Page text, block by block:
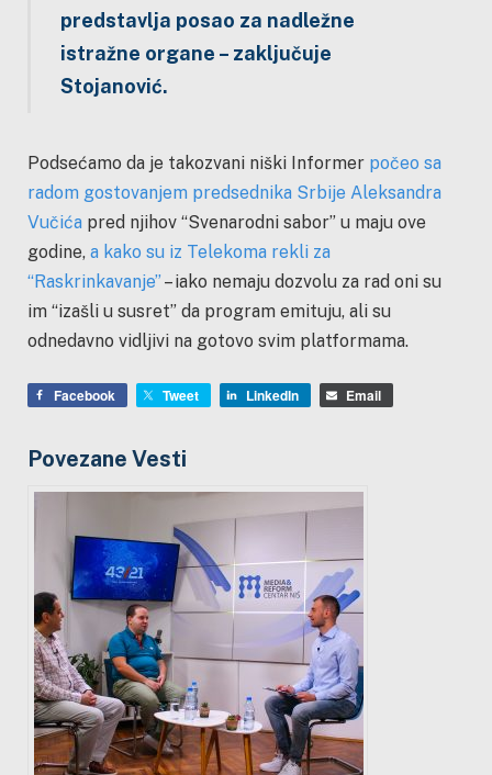
predstavlja posao za nadležne
istražne organe – zaključuje
Stojanović.
Podsećamo da je takozvani niški Informer počeo sa
radom gostovanjem predsednika Srbije Aleksandra
Vučića pred njihov “Svenarodni sabor” u maju ove
godine, a kako su iz Telekoma rekli za
“Raskrinkavanje”– iako nemaju dozvolu za rad oni su
im “izašli u susret” da program emituju, ali su
odnedavno vidljivi na gotovo svim platformama.
Facebook Tweet LinkedIn Email
Povezane Vesti